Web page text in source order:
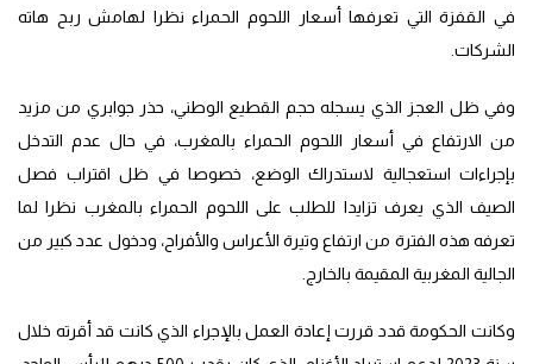
في القفزة التي تعرفها أسعار اللحوم الحمراء نظرا لهامش ربح هاته
الشركات.
وفي ظل العجز الذي يسجله حجم القطيع الوطني، حذر جوابري من مزيد
من الارتفاع في أسعار اللحوم الحمراء بالمغرب، في حال عدم التدخل
بإجراءات استعجالية لاستدراك الوضع، خصوصا في ظل اقتراب فصل
الصيف الذي يعرف تزايدا للطلب على اللحوم الحمراء بالمغرب نظرا لما
تعرفه هذه الفترة من ارتفاع وتيرة الأعراس والأفراح، ودخول عدد كبير من
الجالية المغربية المقيمة بالخارج.
وكانت الحكومة قدد قررت إعادة العمل بالإجراء الذي كانت قد أقرته خلال